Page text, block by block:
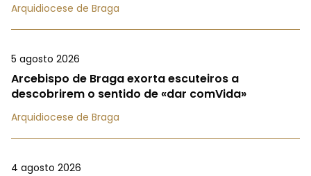
Arquidiocese de Braga
5 agosto 2026
Arcebispo de Braga exorta escuteiros a
descobrirem o sentido de «dar comVida»
Arquidiocese de Braga
4 agosto 2026